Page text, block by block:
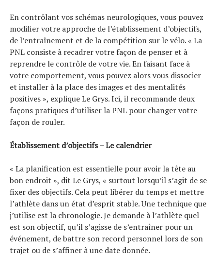
En contrôlant vos schémas neurologiques, vous pouvez
modifier votre approche de l’établissement d’objectifs,
de l’entraînement et de la compétition sur le vélo. « La
PNL consiste à recadrer votre façon de penser et à
reprendre le contrôle de votre vie. En faisant face à
votre comportement, vous pouvez alors vous dissocier
et installer à la place des images et des mentalités
positives », explique Le Grys. Ici, il recommande deux
façons pratiques d’utiliser la PNL pour changer votre
façon de rouler.
Établissement d’objectifs – Le calendrier
« La planification est essentielle pour avoir la tête au
bon endroit », dit Le Grys, « surtout lorsqu’il s’agit de se
fixer des objectifs. Cela peut libérer du temps et mettre
l’athlète dans un état d’esprit stable. Une technique que
j’utilise est la chronologie. Je demande à l’athlète quel
est son objectif, qu’il s’agisse de s’entraîner pour un
événement, de battre son record personnel lors de son
trajet ou de s’affiner à une date donnée.